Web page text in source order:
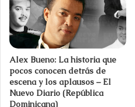
Alex Bueno: La historia que
pocos conocen detrás de
escena y los aplausos – El
Nuevo Diario (República
Dominicana)